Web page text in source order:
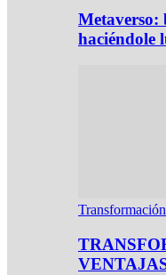
Metaverso:
haciéndole